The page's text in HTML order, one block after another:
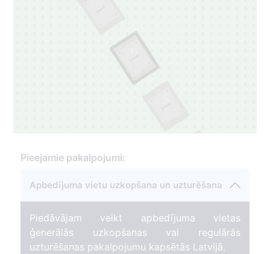
Pieejamie pakalpojumi:
Apbedījuma vietu uzkopšana un uzturēšana
Piedāvājam veikt apbedījuma vietas
ģenerālās uzkopšanas vai regulārās
uzturēšanas pakalpojumu kapsētās Latvijā.